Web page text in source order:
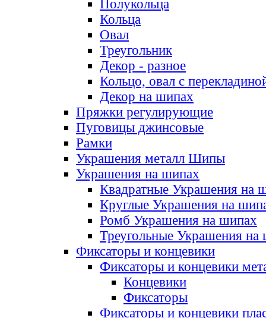
Полукольца
Кольца
Овал
Треугольник
Декор - разное
Кольцо, овал с
Декор на шипах
Пряжки регулирующие
Пуговицы джинсовые
Рамки
Украшения металл Шипы
Украшения на шипах
Квадратные Украшения на
Круглые Украшения на
Ромб Украшения на шипах
Треугольные Украшения на
Фиксаторы и концевики
Фиксаторы и концевики
Концевики
Фиксаторы
Фиксаторы и концевики